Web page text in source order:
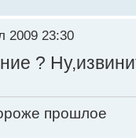
2009 23:30
?
прошлое